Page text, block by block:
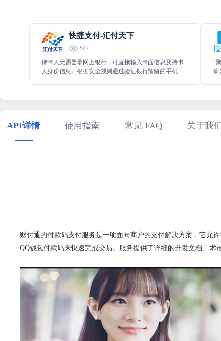
快捷支付-汇付天下
547
持卡人无需登录网上银行，可直接输入卡面信息及持卡
人身份信息。根据安全规则通过验证银行预留的手机接
“
研
API详情 使用指南 常见 FAQ 关于我
财付通的付款码支付服务是一项面向商户的支付解决方案，它允
QQ钱包付款码来快速完成交易。服务提供了详细的开发文档、